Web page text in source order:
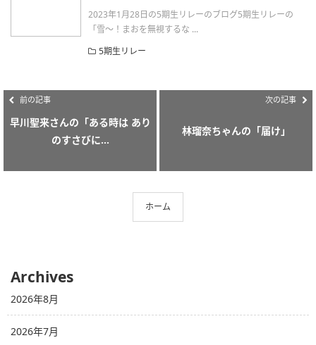
2023年1月28日の5期生リレーのブログ5期生リレーの
「雪〜！まおを無視するな ...
5期生リレー
前の記事
早川聖来さんの「ある時は あり
のすさびに...
次の記事
林瑠奈ちゃんの「届け」
ホーム
Archives
2026年8月
2026年7月